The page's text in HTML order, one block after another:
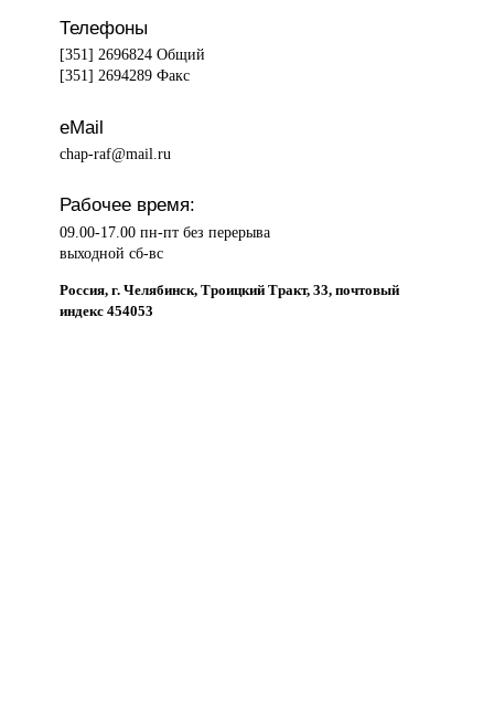
Телефоны
[351] 2696824 Общий
[351] 2694289 Факс
eMail
chap-raf@mail.ru
Рабочее время:
09.00-17.00 пн-пт без перерыва
выходной сб-вс
Россия, г. Челябинск, Троицкий Тракт, 33, почтовый
индекс 454053